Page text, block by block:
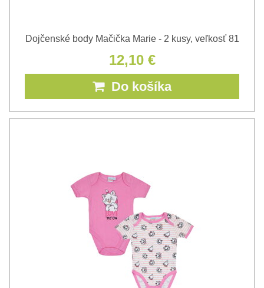
Dojčenské body Mačička Marie - 2 kusy, veľkosť 81
12,10 €
Do košíka